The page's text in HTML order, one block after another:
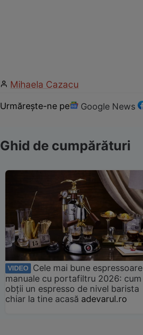
Mihaela Cazacu
Urmărește-ne pe Google News
Ghid de cumpărături
VIDEO
Cele mai bune espressoare
manuale cu portafiltru 2026: cum
obții un espresso de nivel barista
chiar la tine acasă adevarul.ro